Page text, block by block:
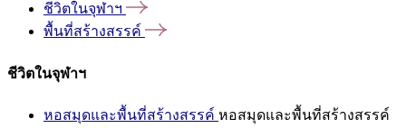
ชีวิตในจุฬาฯ
พื้นที่สร้างสรรค์
ชีวิตในจุฬาฯ
หอสมุดและพื้นที่สร้างสรรค์ หอสมุดและพื้นที่สร้างสรรค์